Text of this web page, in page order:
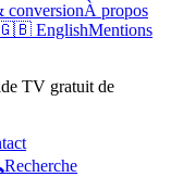
conversionÀ propos
EnglishMentions
TV gratuit de
Recherche